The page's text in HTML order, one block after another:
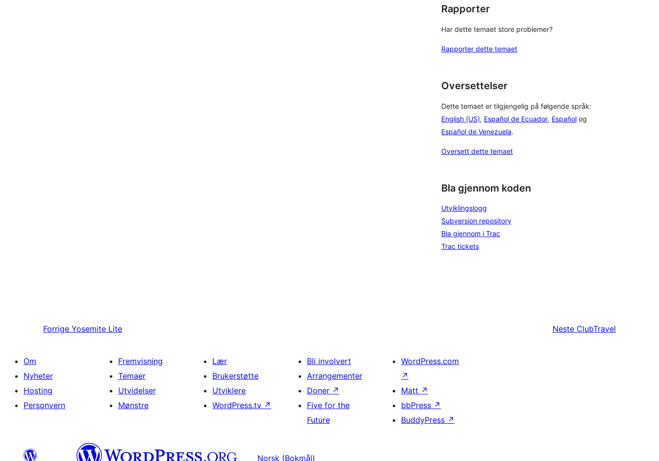
Rapporter
Har dette temaet store problemer?
Rapporter dette temaet
Oversettelser
Dette temaet er tilgjengelig på følgende språk:
English (US), Español de Ecuador, Español og
Español de Venezuela.
Oversett dette temaet
Bla gjennom koden
Utviklingslogg
Subversion repository
Bla gjennom i Trac
Trac tickets
Forrige Yosemite Lite Neste ClubTravel
Om
Nyheter
Hosting
Personvern
Fremvisning
Temaer
Utvidelser
Mønstre
Lær
Brukerstøtte
Utviklere
WordPress.tv ↗
Bli involvert
Arrangementer
Doner ↗
Five for the
Future
WordPress.com
↗
Matt ↗
bbPress ↗
BuddyPress ↗
Norsk (Bokmål)